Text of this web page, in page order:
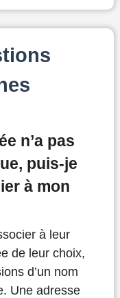
n’a pas
puis-je
à mon
à leur
de leur choix,
d’un nom
Une adresse